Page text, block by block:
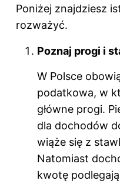
Poniżej znajdziesz
rozważyć.
Poznaj progi i
W Polsce
podatkowa, w
główne progi.
dla dochodów
wiąże się z
Natomiast
kwotę